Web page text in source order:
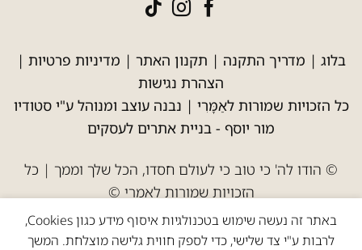
בלוג | מדריך התקנה | תקנון האתר | מדיניות פרטיות |
הצהרת נגישות
כל הזכויות שמורות לאַמָּרִי | נבנה עוצב ומנוהל ע"י סטודיו
מור יוסף - בניית אתרים לעסקים
© הודו לה' כי טוב כי לעולם חסדו, הכל שלך וממך | כל
הזכויות שמורות לאמרי ©
באתר זה נעשה שימוש בטכנולגיות איסוף מידע כגון Cookies,
לרבות ע"י צד שלישי, כדי לספק חווית גלישה מוצלחת. המשך